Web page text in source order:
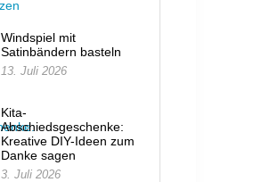
Windspiel mit
Satinbändern basteln
13. Juli 2026
Kita-
Abschiedsgeschenke:
Kreative DIY-Ideen zum
Danke sagen
3. Juli 2026